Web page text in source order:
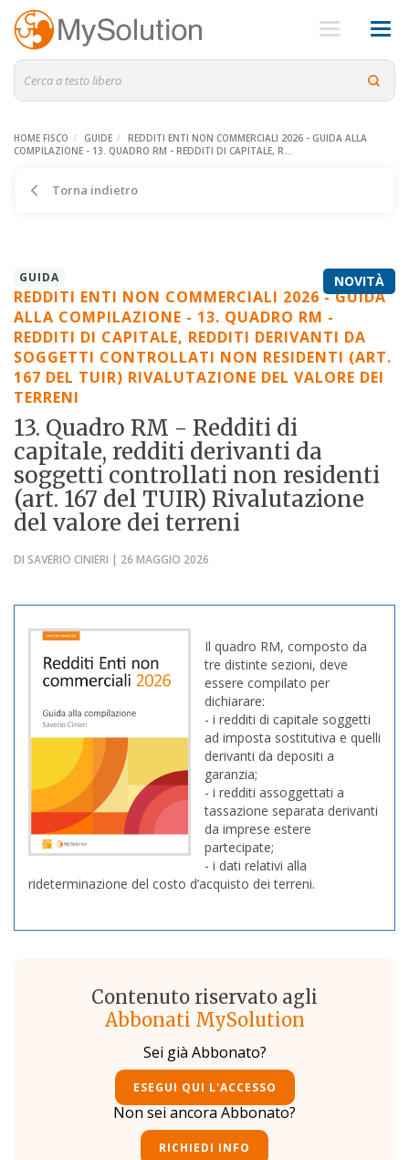
HOME FISCO GUIDE
REDDITI ENTI NON COMMERCIALI 2026 - GUIDA ALLA
COMPILAZIONE - 13. QUADRO RM - REDDITI DI CAPITALE, R...
Torna indietro
NOVITÀ
GUIDA
REDDITI ENTI NON COMMERCIALI 2026 - GUIDA
ALLA COMPILAZIONE - 13. QUADRO RM -
REDDITI DI CAPITALE, REDDITI DERIVANTI DA
SOGGETTI CONTROLLATI NON RESIDENTI (ART.
167 DEL TUIR) RIVALUTAZIONE DEL VALORE DEI
TERRENI
13. Quadro RM - Redditi di
capitale, redditi derivanti da
soggetti controllati non residenti
(art. 167 del TUIR) Rivalutazione
del valore dei terreni
DI SAVERIO CINIERI | 26 MAGGIO 2026
Il quadro RM, composto da
tre distinte sezioni, deve
essere compilato per
dichiarare:
- i redditi di capitale soggetti
ad imposta sostitutiva e quelli
derivanti da depositi a
garanzia;
- i redditi assoggettati a
tassazione separata derivanti
da imprese estere
partecipate;
- i dati relativi alla
rideterminazione del costo d’acquisto dei terreni.
Contenuto riservato agli
Abbonati MySolution
Sei già Abbonato?
ESEGUI QUI L'ACCESSO
Non sei ancora Abbonato?
RICHIEDI INFO